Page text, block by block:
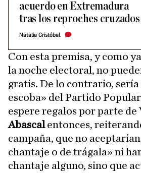
acuerdo en Extremadura
tras los reproches cruzados
Natalia Cristóbal
Con esta premisa, y como
la noche electoral, no
gratis. De lo contrario, sería
escoba» del Partido
espere regalos por parte de
Abascalentonces,
campaña, que no
chantaje o de trágala» ni
chantaje alguno, sino que